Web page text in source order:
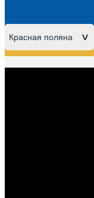
Красная поляна >